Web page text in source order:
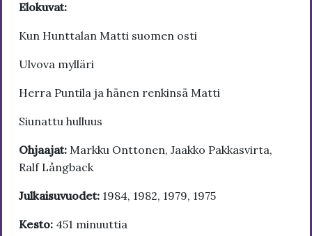
Elokuvat:
Kun Hunttalan Matti suomen osti
Ulvova mylläri
Herra Puntila ja hänen renkinsä Matti
Siunattu hulluus
Ohjaajat: Markku Onttonen, Jaakko Pakkasvirta,
Ralf Långback
Julkaisuvuodet: 1984, 1982, 1979, 1975
Kesto: 451 minuuttia